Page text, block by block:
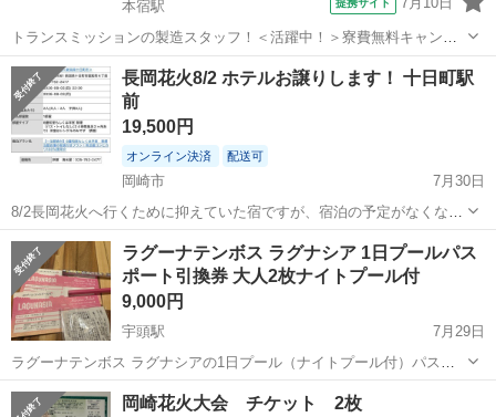
本宿駅
提携サイト
トランスミッションの製造スタッフ！＜活躍中！＞寮費無料キャンペ
ーン実施中★稼げる2交替勤務！安定の日給月給制！昇給＆業績賞与あ
り！月収例31万円以上可！年間休日167日！《愛知県岡崎市》 人気の
工場のお仕事 ◇トランスミッ...
愛知 岡崎市 本宿駅
長岡花火8/2 ホテルお譲りします！ 十日町駅
前
19,500円
オンライン決済 配送可
岡崎市
7月30日
8/2長岡花火へ行くために抑えていた宿ですが、宿泊の予定がなくなり
ましたのでお譲り出来ればと思っております！ 2名1室1泊朝食付きで
す。 手続き完了後に宿泊者情報の変更を行い、当日泊まっていただけ
るようにします。 ...
愛知 岡崎市 宿泊券/旅行券 譲り
ラグーナテンボス ラグナシア 1日プールパス
ポート引換券 大人2枚ナイトプール付
9,000円
宇頭駅
7月29日
ラグーナテンボス ラグナシアの1日プール（ナイトプール付）パスポ
ート引換券、大人用2枚セットです。 - 施設名: ラグーナテンボス ラグ
ナシア - チケット内容: 1日プール（ナイトプール付）パスポート引換
愛知 岡崎市 宇頭駅 テーマパーク/遊園地
岡崎花火大会 チケット 2枚